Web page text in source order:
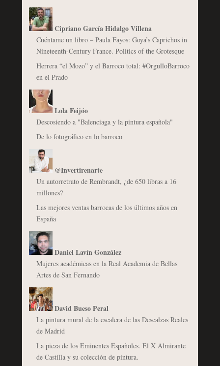
Cipriano García Hidalgo Villena
Cuéntame un libro – Paula Fayos: Goya’s Caprichos in
Nineteenth-Century France. Politics of the Grotesque
Herrera “el Mozo” y el Barroco total: #OrgulloBarroco
en el Prado
Lola Feijóo
Descosiendo a "Balenciaga y la pintura española"
De lo fotográfico en lo barroco
@Invertirenarte
Un autorretrato de Rembrandt, ¿de 650 libras a 16
millones?
Las mejores ventas barrocas de los últimos años en
España
Daniel Lavín González
Mujeres académicas en la Real Academia de Bellas
Artes de San Fernando
David Bueso Peral
La pintura mural de la escalera de las Descalzas Reales
de Madrid
La pieza de los Eminentes Españoles. El X Almirante
de Castilla y su colección de pintura.